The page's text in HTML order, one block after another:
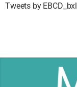
Tweets by EBCD_bxl